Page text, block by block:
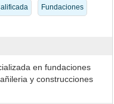
Fundaciones
en fundaciones
y construcciones